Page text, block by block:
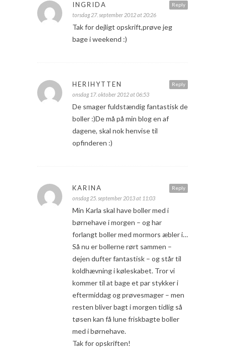
Reply
INGRIDA
torsdag 27. september 2012 at 20:26
Tak for dejligt opskrift,prøve jeg
bage i weekend :)
Reply
HERIHYTTEN
onsdag 17. oktober 2012 at 06:53
De smager fuldstændig fantastisk de
boller :)De må på min blog en af
dagene, skal nok henvise til
opfinderen :)
Reply
KARINA
onsdag 25. september 2013 at 11:03
Min Karla skal have boller med i
børnehave i morgen – og har
forlangt boller med mormors æbler i…
Så nu er bollerne rørt sammen –
dejen dufter fantastisk – og står til
koldhævning i køleskabet. Tror vi
kommer til at bage et par stykker i
eftermiddag og prøvesmager – men
resten bliver bagt i morgen tidlig så
tøsen kan få lune friskbagte boller
med i børnehave.
Tak for opskriften!